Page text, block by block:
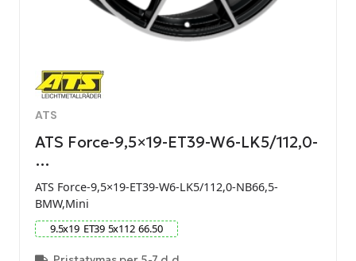
ATS
ATS Force-9,5×19-ET39-W6-LK5/112,0-
…
ATS Force-9,5×19-ET39-W6-LK5/112,0-NB66,5-
BMW,Mini
9.5x19 ET39 5x112 66.50